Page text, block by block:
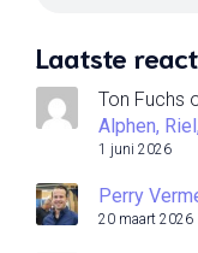
Laatste
Ton Fuchs
Alphen,
1 juni 2026
Perry
20 maart 2026